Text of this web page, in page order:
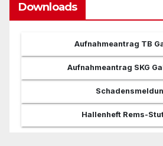
Downloads
Aufnahmeantrag TB
Aufnahmeantrag SKG
Hallenheft Rems-